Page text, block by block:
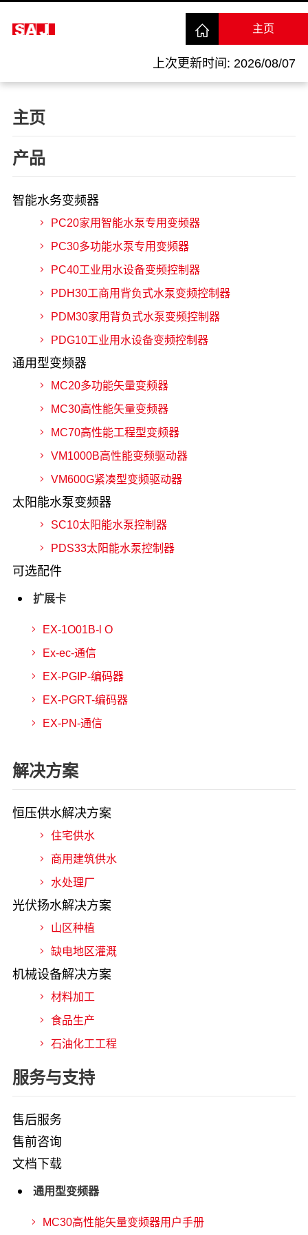
上次更新时间: 2026/08/07
主页
主页
产品
智能水务变频器
PC20家用智能水泵专用变频器
PC30多功能水泵专用变频器
PC40工业用水设备变频控制器
PDH30工商用背负式水泵变频控制器
PDM30家用背负式水泵变频控制器
PDG10工业用水设备变频控制器
通用型变频器
MC20多功能矢量变频器
MC30高性能矢量变频器
MC70高性能工程型变频器
VM1000B高性能变频驱动器
VM600G紧凑型变频驱动器
太阳能水泵变频器
SC10太阳能水泵控制器
PDS33太阳能水泵控制器
可选配件
扩展卡
EX-1O01B-l O
Ex-ec-通信
EX-PGIP-编码器
EX-PGRT-编码器
EX-PN-通信
解决方案
恒压供水解决方案
住宅供水
商用建筑供水
水处理厂
光伏扬水解决方案
山区种植
缺电地区灌溉
机械设备解决方案
材料加工
食品生产
石油化工工程
服务与支持
售后服务
售前咨询
文档下载
通用型变频器
MC30高性能矢量变频器用户手册